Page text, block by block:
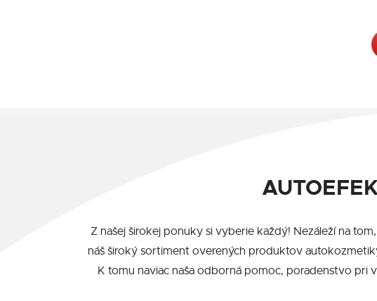
Z našej širokej ponuky si vyberie každý! Nezáleží na
náš široký sortiment overených produktov
K tomu naviac naša odborná pomoc, poradenstvo pri